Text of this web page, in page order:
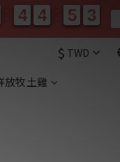
$ TWD
放牧土雞
4
4
4
4 4
4
4
4 5
5
5
5 0
0
3
3
3
3